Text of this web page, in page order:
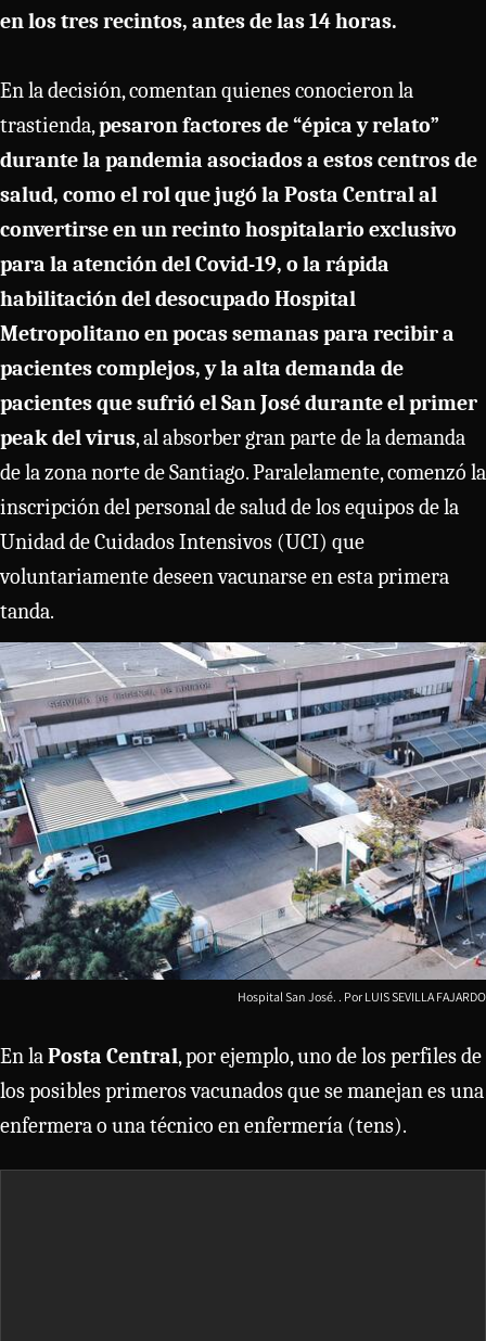
en los tres recintos, antes de las 14 horas.
En la decisión, comentan quienes conocieron la
trastienda,pesaron factores de “épica y relato”
durante la pandemia asociados a estos centros de
salud, como el rol que jugó la Posta Central al
convertirse en un recinto hospitalario exclusivo
para la atención del Covid-19, o la rápida
habilitación del desocupado Hospital
Metropolitano en pocas semanas para recibir a
pacientes complejos, y la alta demanda de
pacientes que sufrió el San José durante el primer
peak del virus, al absorber gran parte de la demanda
de la zona norte de Santiago. Paralelamente, comenzó la
inscripción del personal de salud de los equipos de la
Unidad de Cuidados Intensivos (UCI) que
voluntariamente deseen vacunarse en esta primera
tanda.
Hospital San José. LUIS SEVILLA FAJARDO
En laPosta Central, por ejemplo, uno de los perfiles de
los posibles primeros vacunados que se manejan es una
enfermera o una técnico en enfermería (tens).